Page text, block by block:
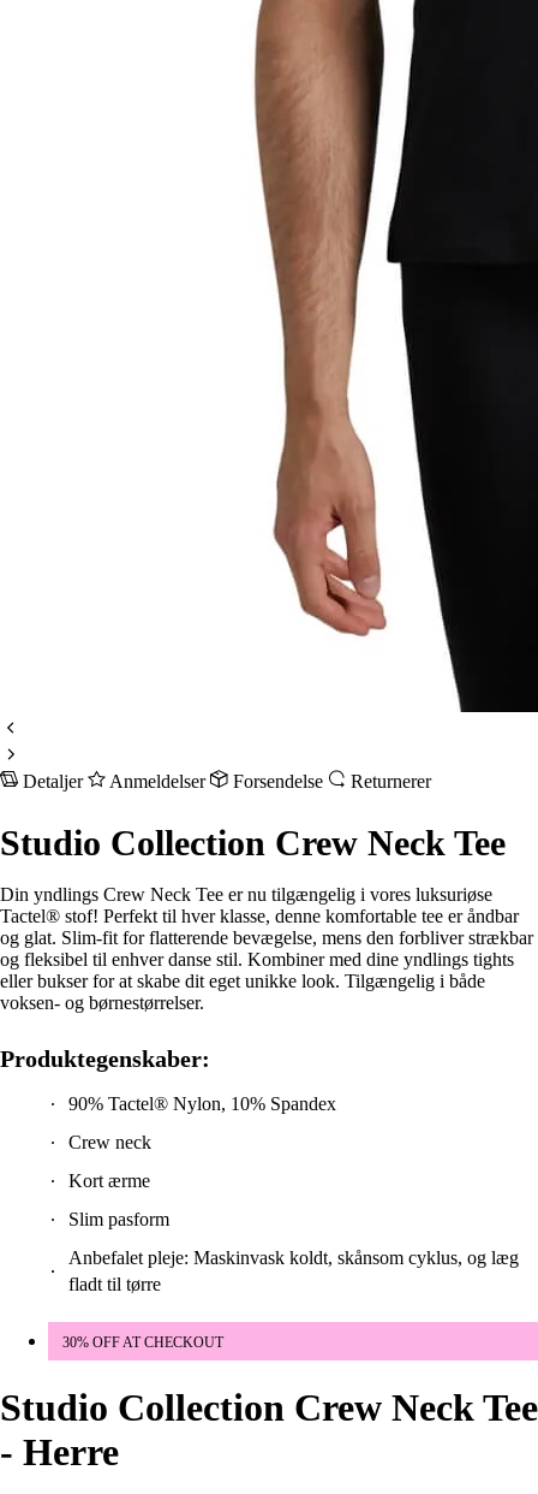
Detaljer Anmeldelser Forsendelse Returnerer
Studio Collection Crew Neck Tee
Din yndlings Crew Neck Tee er nu tilgængelig i vores luksuriøse
Tactel® stof! Perfekt til hver klasse, denne komfortable tee er åndbar
og glat. Slim-fit for flatterende bevægelse, mens den forbliver strækbar
og fleksibel til enhver danse stil. Kombiner med dine yndlings tights
eller bukser for at skabe dit eget unikke look. Tilgængelig i både
voksen- og børnestørrelser.
Produktegenskaber:
90% Tactel® Nylon, 10% Spandex
Crew neck
Kort ærme
Slim pasform
Anbefalet pleje: Maskinvask koldt, skånsom cyklus, og læg
fladt til tørre
30% OFF AT CHECKOUT
Studio Collection Crew Neck Tee
- Herre